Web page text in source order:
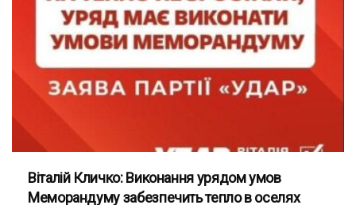
​Віталій Кличко: Виконання урядом умов
Меморандуму забезпечить тепло в оселях